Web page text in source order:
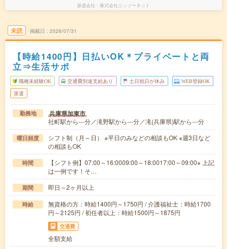
派遣会社 株式会社ニッソーネット
未読 掲載日 2026/07/31
【時給1400円】日払いOK＊プライベートと両
立⇒生活サポ
職種未経験OK 交通費別途支給あり 土日祝日が休み WEB登録OK
派遣
勤務地 兵庫県加東市
社町駅から---分／滝野駅から---分／滝(兵庫県)駅から---分
曜日頻度
シフト制（月～日） ※平日のみなどの相談もOK ※週3日など
の相談もOK
時間
【シフト例】07:00～16:0009:00～18:0017:00～09:00※ 上記
は一例です！そ…
期間 即日～2ヶ月以上
時給
無資格の方：時給1400円～1750円 / 介護福祉士：時給1700
円～2125円 / 初任者以上：時給1500円～1875円
交通費
全額支給